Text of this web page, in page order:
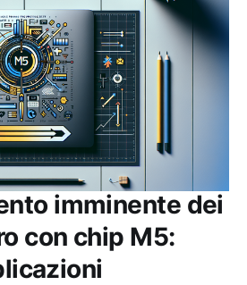
imminente dei
con chip M5: